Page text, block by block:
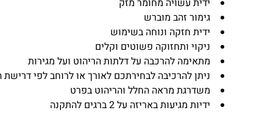
ידית עשויה מחומר מזק
גימור זהב מוברש
ידית חזקה ונוחה בשימוש
ניקוי ותחזוקה פשוטים וקלים
מתאימה להרכבה על דלתות הריהוט ועל מגירות
ניתן להרכיבה לבחירתכם לאורך או לרוחב לפי דרישת
משדרגת מראה החלל והריהוט בפרט
ידיות מגיעות באריזה על 2 ברגים להתקנה